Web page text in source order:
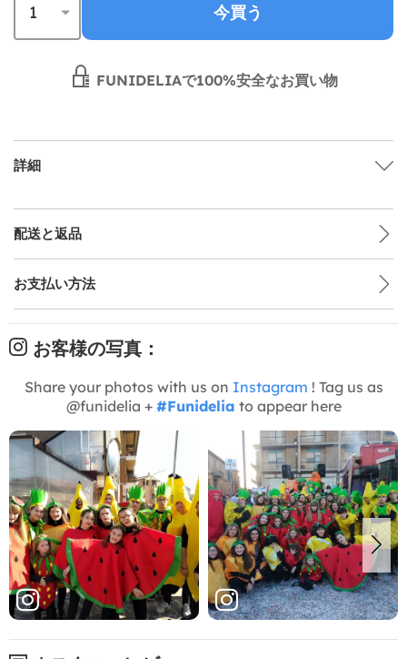
今買う
FUNIDELIAで100%安全なお買い物
詳細
配送と返品
お支払い方法
お客様の写真：
Share your photos with us on Instagram ! Tag us as
@funidelia + #Funidelia to appear here